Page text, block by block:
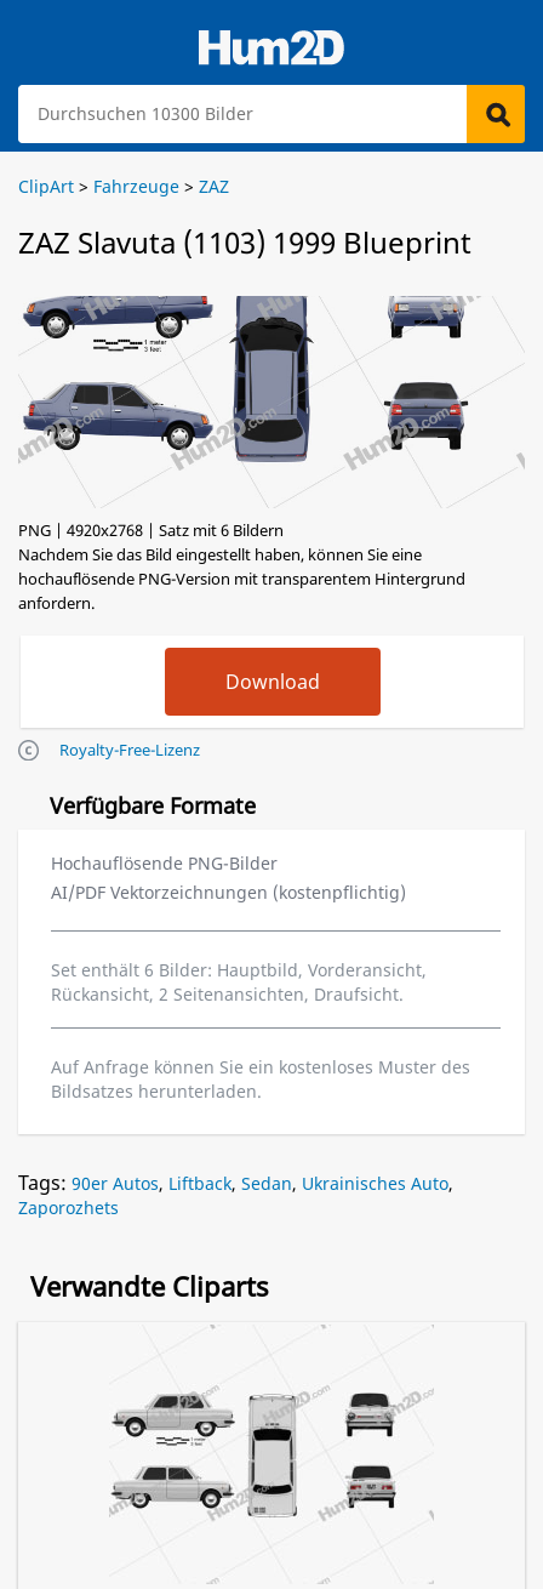
ClipArt > Fahrzeuge > ZAZ
ZAZ Slavuta (1103) 1999 Blueprint
PNG | 4920x2768 | Satz mit 6 Bildern
Nachdem Sie das Bild eingestellt haben, können Sie eine
hochauflösende PNG-Version mit transparentem Hintergrund
anfordern.
Royalty-Free-Lizenz
Verfügbare Formate
Hochauflösende PNG-Bilder
AI/PDF Vektorzeichnungen (kostenpflichtig)
Set enthält 6 Bilder: Hauptbild, Vorderansicht,
Rückansicht, 2 Seitenansichten, Draufsicht.
Auf Anfrage können Sie ein kostenloses Muster des
Bildsatzes herunterladen.
Tags: 90er Autos, Liftback, Sedan, Ukrainisches Auto,
Zaporozhets
Verwandte Cliparts